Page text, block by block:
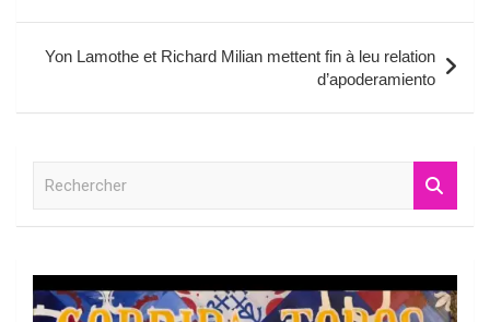
Yon Lamothe et Richard Milian mettent fin à leu relation
d’apoderamiento
r
c